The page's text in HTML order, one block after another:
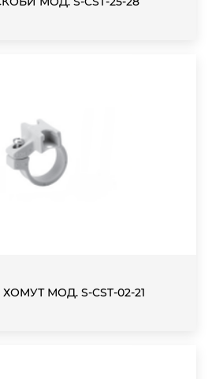
МОД. S-CST-02-21